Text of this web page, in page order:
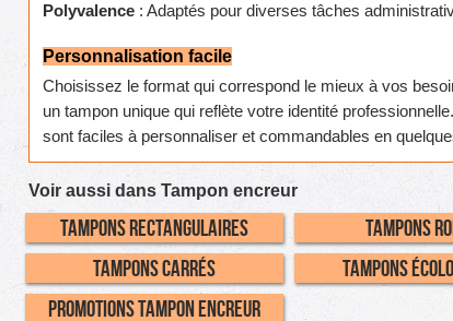
Polyvalence : Adaptés pour diverses tâches
Personnalisation facile
Choisissez le format qui correspond le mieux à vos
un tampon unique qui reflète votre identité
sont faciles à personnaliser et commandables en
Voir aussi dans Tampon encreur
Tampons Rectangulaires Tampons
Tampons Carrés
Tampons
Promotions tampon encreur